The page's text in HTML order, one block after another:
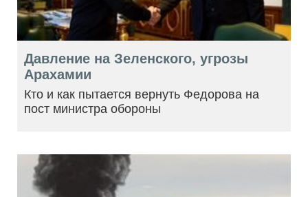
Давление на Зеленского, угрозы
Арахамии
Кто и как пытается вернуть Федорова на
пост министра обороны